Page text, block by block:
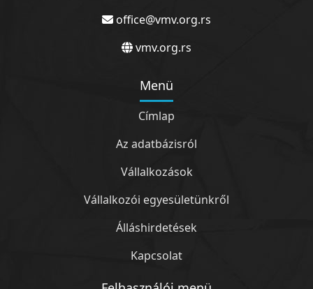
office@vmv.org.rs
vmv.org.rs
Menü
Címlap
Az adatbázisról
Vállalkozások
Vállalkozói egyesületünkről
Álláshirdetések
Kapcsolat